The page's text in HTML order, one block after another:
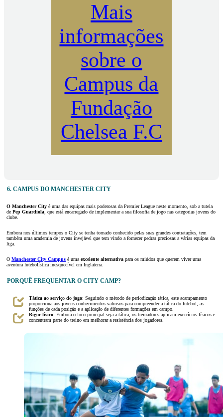
Mais
informações
sobre o
Campus da
Fundação
Chelsea F.C
6. CAMPUS DO MANCHESTER CITY
O Manchester City é uma das equipas mais poderosas da Premier League neste momento, sob a tutela
de Pep Guardiola , que está encarregado de implementar a sua filosofia de jogo nas categorias jovens do
clube.
Embora nos últimos tempos o City se tenha tornado conhecido pelas suas grandes contratações, tem
também uma academia de jovens invejável que tem vindo a fornecer pedras preciosas a várias equipas da
liga.
O Manchester City Campus é uma excelente alternativa para os miúdos que querem viver uma
aventura futebolística inesquecível em Inglaterra.
PORQUÊ FREQUENTAR O CITY CAMP?
Tática ao serviço do jogo: Seguindo o método de periodização tática, este acampamento
proporciona aos jovens conhecimentos valiosos para compreender a tática do futebol, as
funções de cada posição e a aplicação de diferentes formações em campo.
Rigor físico: Embora o foco principal seja a tática, os treinadores aplicam exercícios físicos e
concentram parte do treino em melhorar a resistência dos jogadores.